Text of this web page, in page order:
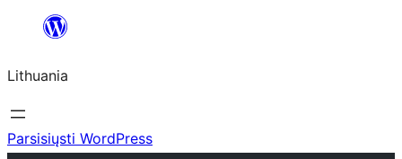
turinio
Lithuania
Parsisiųsti WordPress